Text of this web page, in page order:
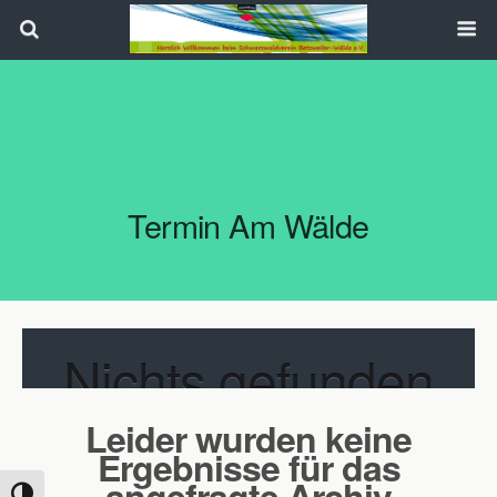
Termin Am Wälde
Nichts gefunden
Leider wurden keine
Ergebnisse für das